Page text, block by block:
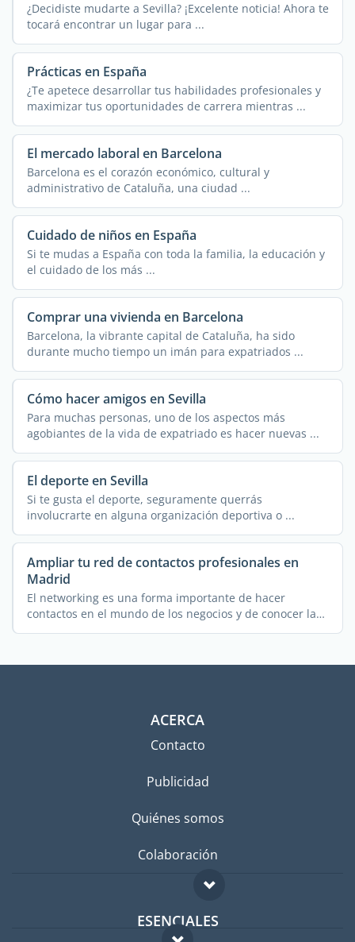
¿Decidiste mudarte a Sevilla? ¡Excelente noticia! Ahora te
tocará encontrar un lugar para ...
Prácticas en España
¿Te apetece desarrollar tus habilidades profesionales y
maximizar tus oportunidades de carrera mientras ...
El mercado laboral en Barcelona
Barcelona es el corazón económico, cultural y
administrativo de Cataluña, una ciudad ...
Cuidado de niños en España
Si te mudas a España con toda la familia, la educación y
el cuidado de los más ...
Comprar una vivienda en Barcelona
Barcelona, la vibrante capital de Cataluña, ha sido
durante mucho tiempo un imán para expatriados ...
Cómo hacer amigos en Sevilla
Para muchas personas, uno de los aspectos más
agobiantes de la vida de expatriado es hacer nuevas ...
El deporte en Sevilla
Si te gusta el deporte, seguramente querrás
involucrarte en alguna organización deportiva o ...
Ampliar tu red de contactos profesionales en
Madrid
El networking es una forma importante de hacer
contactos en el mundo de los negocios y de conocer las
...
ACERCA
Contacto
Publicidad
Quiénes somos
Colaboración
ESENCIALES